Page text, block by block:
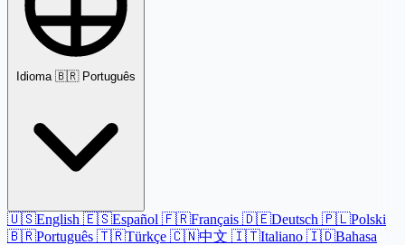
Idioma 🇧🇷 Português
🇺🇸English 🇪🇸Español 🇫🇷Français 🇩🇪Deutsch 🇵🇱Polski
🇧🇷Português 🇹🇷Türkçe 🇨🇳中文 🇮🇹Italiano 🇮🇩Bahasa